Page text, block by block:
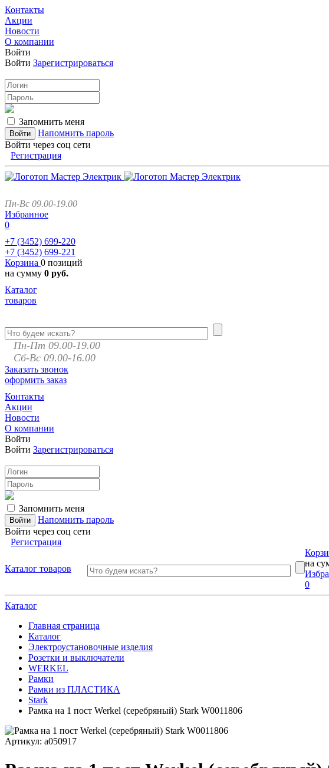
Контакты
Акции
Новости
О компании
Войти
Войти Зарегистрироваться
Запомнить меня
Напомнить пароль
Войти через соц сети
Регистрация
Пн-Вс 09.00-19.00
Избранное
0
+7 (3452) 699-220
+7 (3452) 699-221
Корзина 0 позиций
на сумму 0 руб.
Каталог
товаров
Пн-Пт 09.00-19.00
Сб-Вс 09.00-16.00
Заказать звонок
оформить заказ
Контакты
Акции
Новости
О компании
Войти
Войти Зарегистрироваться
Запомнить меня
Напомнить пароль
Войти через соц сети
Регистрация
Каталог товаров
на
0
Каталог
Главная страница
Каталог
Электроустановочные изделия
Розетки и выключатели
WERKEL
Рамки
Рамки из ПЛАСТИКА
Stark
Рамка на 1 пост Werkel (серебряный) Stark W0011806
Артикул: a050917